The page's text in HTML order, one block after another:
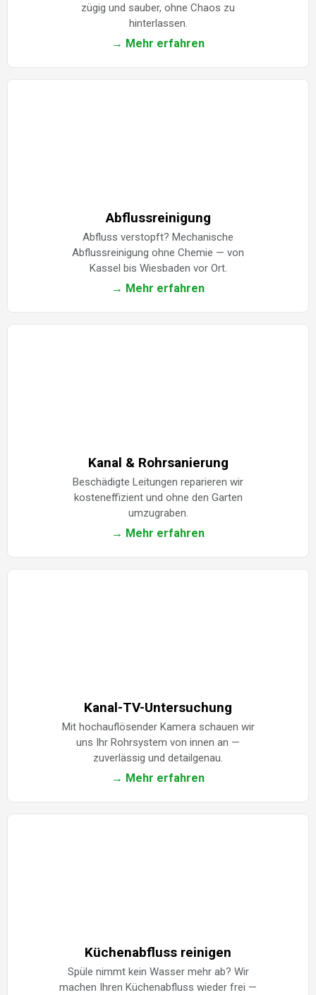
zügig und sauber, ohne Chaos zu
hinterlassen.
→ Mehr erfahren
Abflussreinigung
Abfluss verstopft? Mechanische
Abflussreinigung ohne Chemie — von
Kassel bis Wiesbaden vor Ort.
→ Mehr erfahren
Kanal & Rohrsanierung
Beschädigte Leitungen reparieren wir
kosteneffizient und ohne den Garten
umzugraben.
→ Mehr erfahren
Kanal-TV-Untersuchung
Mit hochauflösender Kamera schauen wir
uns Ihr Rohrsystem von innen an —
zuverlässig und detailgenau.
→ Mehr erfahren
Küchenabfluss reinigen
Spüle nimmt kein Wasser mehr ab? Wir
machen Ihren Küchenabfluss wieder frei —